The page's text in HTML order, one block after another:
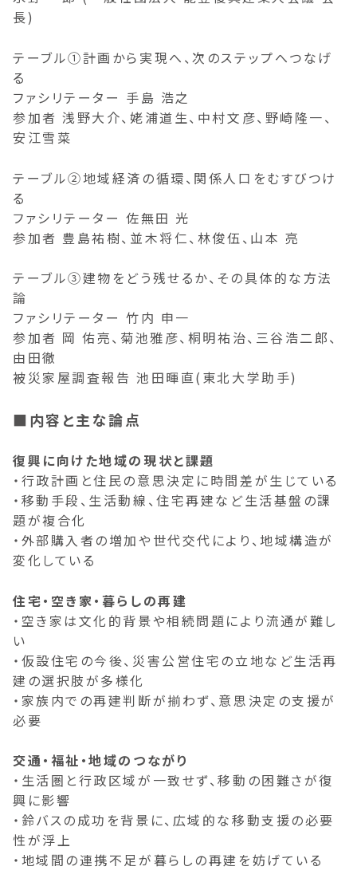
長)
テーブル①計画から実現へ、次のステップへつなげ
る
ファシリテーター 手島 浩之
参加者 浅野大介、姥浦道生、中村文彦、野崎隆一、
安江雪菜
テーブル②地域経済の循環、関係人口をむすびつけ
る
ファシリテーター 佐無田 光
参加者 豊島祐樹、並木将仁、林俊伍、山本 亮
テーブル③建物をどう残せるか、その具体的な方法
論
ファシリテーター 竹内 申一
参加者 岡 佑亮、菊池雅彦、桐明祐治、三谷浩二郎、
由田徹
被災家屋調査報告 池田暉直(東北大学助手)
■内容と主な論点
復興に向けた地域の現状と課題
・行政計画と住民の意思決定に時間差が生じている
・移動手段、生活動線、住宅再建など生活基盤の課
題が複合化
・外部購入者の増加や世代交代により、地域構造が
変化している
住宅・空き家・暮らしの再建
・空き家は文化的背景や相続問題により流通が難し
い
・仮設住宅の今後、災害公営住宅の立地など生活再
建の選択肢が多様化
・家族内での再建判断が揃わず、意思決定の支援が
必要
交通・福祉・地域のつながり
・生活圏と行政区域が一致せず、移動の困難さが復
興に影響
・鈴バスの成功を背景に、広域的な移動支援の必要
性が浮上
・地域間の連携不足が暮らしの再建を妨げている